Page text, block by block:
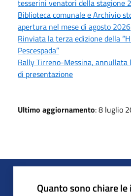
tesserini venatori della stagione
Biblioteca comunale e Archivio
apertura nel mese di agosto 2026
Rinviata la terza edizione della
Pescespada”
Rally Tirreno-Messina, annullata
di presentazione
Ultimo aggiornamento: 8 luglio
Quanto sono chiare